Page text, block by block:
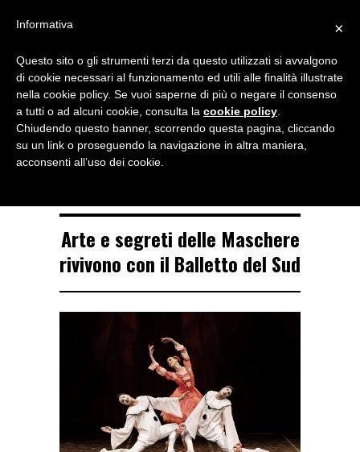
NOTIZIE DI DANZA IN ITALIA E ALL’ESTERO, PER DANZATORI,
TAG ARCHIVE
Lecce
Arte e segreti delle Maschere
rivivono con il Balletto del Sud
×
Informativa
Questo sito o gli strumenti terzi da questo utilizzati si avvalgono
di cookie necessari al funzionamento ed utili alle finalità illustrate
nella cookie policy. Se vuoi saperne di più o negare il consenso
a tutti o ad alcuni cookie, consulta la cookie policy
Chiudendo questo banner, scorrendo questa pagina, cliccando
su un link o proseguendo la navigazione in altra maniera,
acconsenti all’uso dei cookie.